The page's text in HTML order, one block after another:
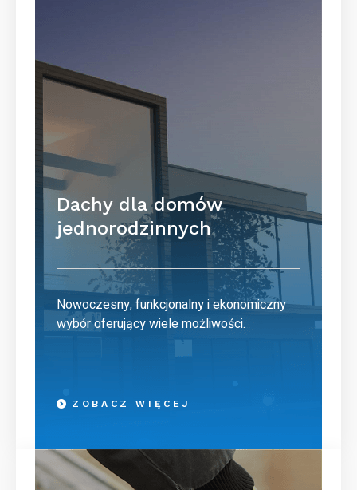
Dachy dla domów
jednorodzinnych
Nowoczesny, funkcjonalny i ekonomiczny
wybór oferujący wiele możliwości.
ZOBACZ WIĘCEJ